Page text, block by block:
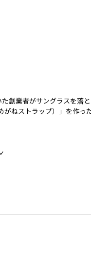
創業者がサングラスを落
ねストラップ）」を作っ